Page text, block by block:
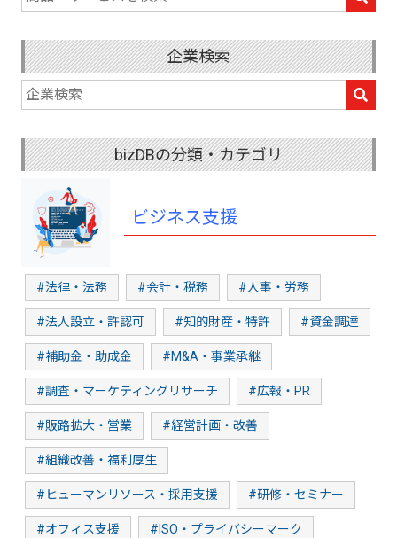
企業検索
bizDBの分類・カテゴリ
ビジネス支援
#法律・法務 #会計・税務 #人事・労務
#法人設立・許認可 #知的財産・特許 #資金調達
#補助金・助成金 #M&A・事業承継
#調査・マーケティングリサーチ #広報・PR
#販路拡大・営業 #経営計画・改善
#組織改善・福利厚生
#ヒューマンリソース・採用支援 #研修・セミナー
#オフィス支援 #ISO・プライバシーマーク